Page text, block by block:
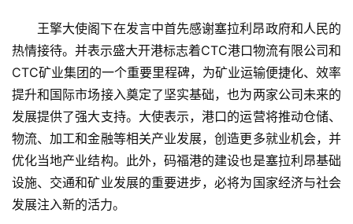
王擎大使阁下在发言中首先感谢塞拉利昂政府和人民的
热情接待。并表示盛大开港标志着CTC港口物流有限公司和
CTC矿业集团的一个重要里程碑，为矿业运输便捷化、效率
提升和国际市场接入奠定了坚实基础，也为两家公司未来的
发展提供了强大支持。大使表示，港口的运营将推动仓储、
物流、加工和金融等相关产业发展，创造更多就业机会，并
优化当地产业结构。此外，码福港的建设也是塞拉利昂基础
设施、交通和矿业发展的重要进步，必将为国家经济与社会
发展注入新的活力。